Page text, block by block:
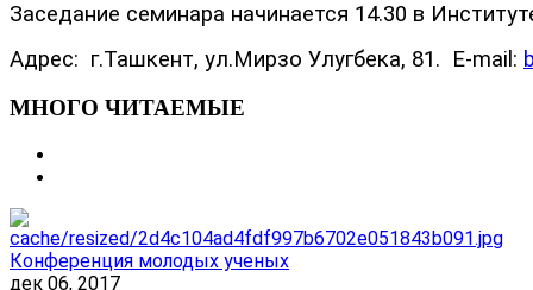
Заседание семинара начинается 14.30 в
Адрес: г.Ташкент, ул.Мирзо Улугбека, 81. E-mail:
МНОГО ЧИТАЕМЫЕ
Конференция молодых ученых
дек 06, 2017